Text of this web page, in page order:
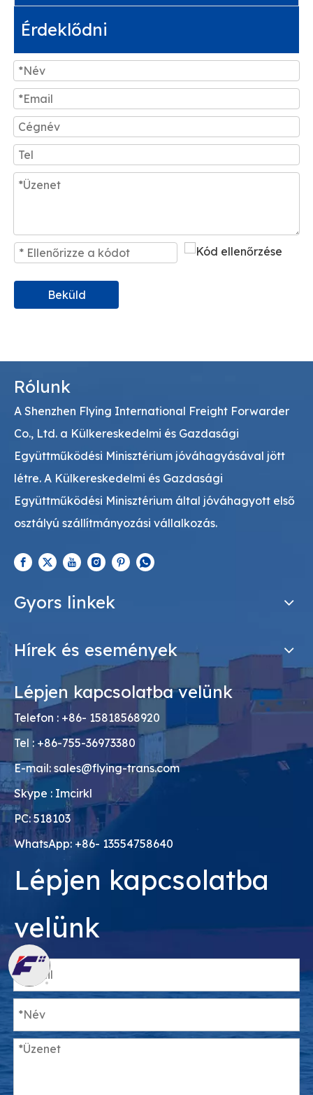
Érdeklődni
Beküld
Rólunk
A Shenzhen Flying International Freight Forwarder
Co., Ltd. a Külkereskedelmi és Gazdasági
Együttműködési Minisztérium jóváhagyásával jött
létre. A Külkereskedelmi és Gazdasági
Együttműködési Minisztérium által jóváhagyott első
osztályú szállítmányozási vállalkozás.
Gyors linkek
Hírek és események
Lépjen kapcsolatba velünk
Telefon : +86- 15818568920
Tel : +86-755-36973380
E-mail: sales@flying-trans.com
Skype : Imcirkl
PC: 518103
WhatsApp: +86- 13554758640
Lépjen kapcsolatba
velünk